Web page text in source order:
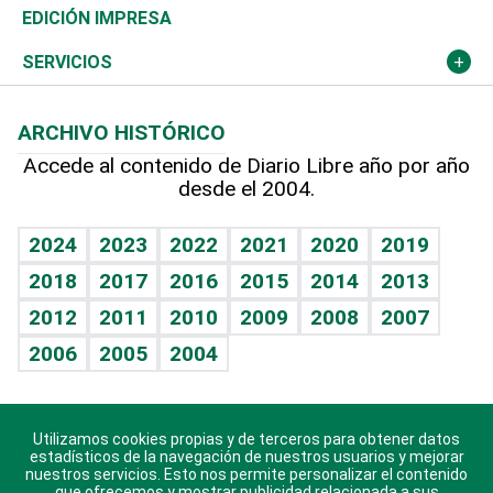
Caribe
Resto del mundo
Global y variable
Economía personal
Novedades
Podcast Arte Libre
Hablando con el pediatra
Vida y familia
Eñe
Celebrando la vida
Sin complejos
En pocas palabras
Escuchando al corazón
Olimpismo
Más deportes
TBT Deportivo
Noticiero Poteleche
Columnistas
Más firmas
Martes de tecnología
Cambio climático
Deportes
Opinión
Hecho en casa
Guía del dinero
EDICIÓN IMPRESA
SERVICIOS
Cumpleaños
Horóscopos
Juegos
ARCHIVO HISTÓRICO
Accede al contenido de Diario Libre año por año
desde el 2004.
2024 2023 2022 2021 2020
2019
2018
2017 2016 2015 2014
2013
2012
2011 2010 2009 2008
2007
2006
2005 2004
Descarga nuestras aplicaciones para Android, iOS y
sistema Huawei.
Utilizamos cookies propias y de terceros para obtener datos
estadísticos de la navegación de nuestros usuarios y mejorar
nuestros servicios. Esto nos permite personalizar el contenido